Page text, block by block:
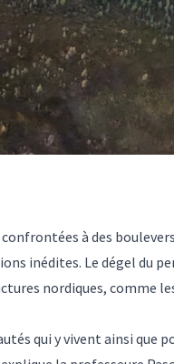
à des
inédites. Le dégel du
nordiques, comme
qui y vivent ainsi que